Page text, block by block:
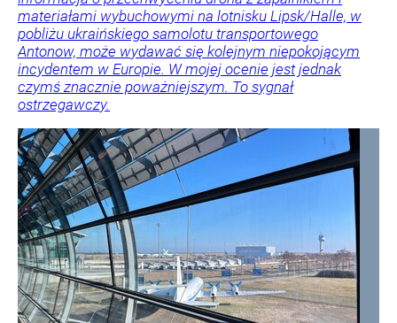
materiałami wybuchowymi na lotnisku Lipsk/Halle, w
pobliżu ukraińskiego samolotu transportowego
Antonow, może wydawać się kolejnym niepokojącym
incydentem w Europie. W mojej ocenie jest jednak
czymś znacznie poważniejszym. To sygnał
ostrzegawczy.